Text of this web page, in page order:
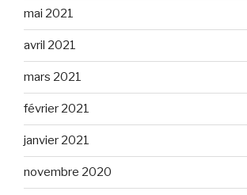
mai 2021
avril 2021
mars 2021
février 2021
janvier 2021
novembre 2020